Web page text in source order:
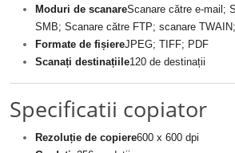
Moduri de scanareScanare către e-mail;
SMB; Scanare către FTP; scanare
Formate de fișiereJPEG; TIFF; PDF
Scanați destinațiile120 de destinații
Specificatii copiator
Rezoluție de copiere600 x 600 dpi